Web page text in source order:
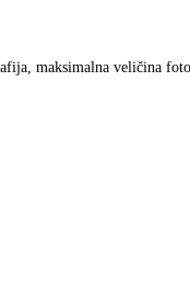
maksimalna veličina